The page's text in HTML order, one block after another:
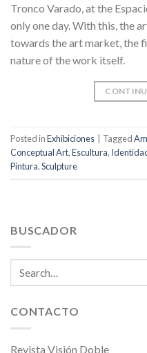
Tronco Varado, at the
only one day. With this, the
towards the art market, the
nature of the work itself.
Posted inExhibiciones Tagged
Conceptual Art,Escultura,
Pintura,Sculpture
BUSCADOR
CONTACTO
Revista Visión Doble